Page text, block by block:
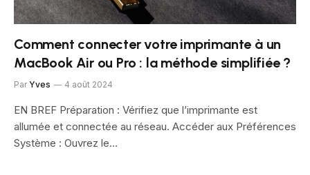
Comment connecter votre imprimante à un
MacBook Air ou Pro : la méthode simplifiée ?
Par Yves 4 août 2024
EN BREF Préparation : Vérifiez que l’imprimante est
allumée et connectée au réseau. Accéder aux Préférences
Système : Ouvrez le…